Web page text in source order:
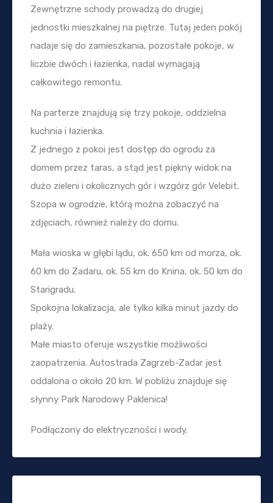
Zewnętrzne schody prowadzą do drugiej
jednostki mieszkalnej na piętrze. Tutaj jeden pokój
nadaje się do zamieszkania, pozostałe pokoje, w
liczbie dwóch i łazienka, nadal wymagają
całkowitego remontu.
Na parterze znajdują się trzy pokoje, oddzielna
kuchnia i łazienka.
Z jednego z pokoi jest dostęp do ogrodu za
domem przez taras, a stąd jest piękny widok na
dużo zieleni i okolicznych gór i wzgórz gór Velebit.
Szopa w ogrodzie, którą można zobaczyć na
zdjęciach, również należy do domu.
Mała wioska w głębi lądu, ok. 650 km od morza, ok.
60 km do Zadaru, ok. 55 km do Knina, ok. 50 km do
Starigradu.
Spokojna lokalizacja, ale tylko kilka minut jazdy do
plaży.
Małe miasto oferuje wszystkie możliwości
zaopatrzenia. Autostrada Zagrzeb-Zadar jest
oddalona o około 20 km. W pobliżu znajduje się
słynny Park Narodowy Paklenica!
Podłączony do elektryczności i wody.